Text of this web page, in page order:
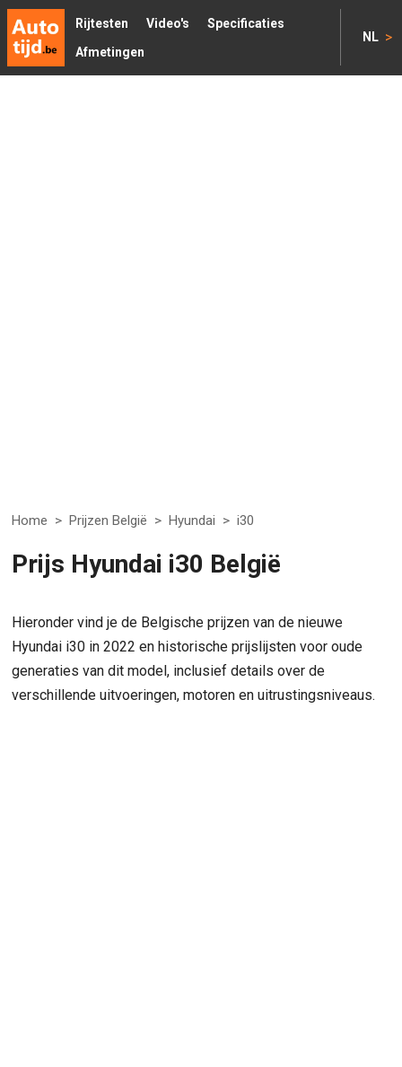
Rijtesten Video's
Specificaties
Afmetingen
NL >
Home > Prijzen België > Hyundai > i30
Prijs Hyundai i30 België
Hieronder vind je de Belgische prijzen van de nieuwe
Hyundai i30 in 2022 en historische prijslijsten voor oude
generaties van dit model, inclusief details over de
verschillende uitvoeringen, motoren en uitrustingsniveaus.